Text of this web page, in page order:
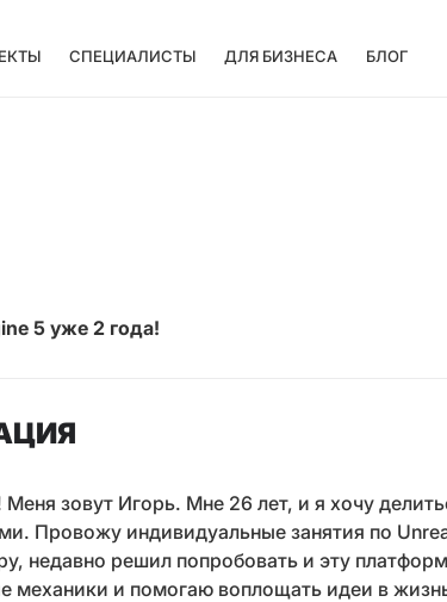
СПЕЦИАЛИСТЫ ДЛЯ БИЗНЕСА БЛОГ
5 уже 2 года!
Меня зовут Игорь. Мне 26 лет, и я хочу
Провожу индивидуальные занятия по
недавно решил попробовать и эту
механики и помогаю воплощать идеи в